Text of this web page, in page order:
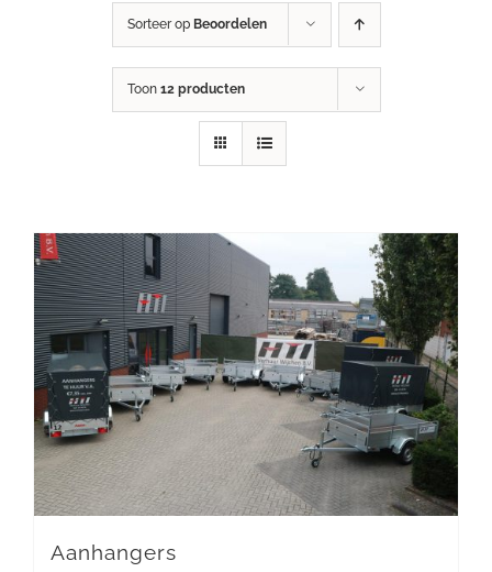
Sorteer op Beoordelen
Toon 12 producten
Aanhangers